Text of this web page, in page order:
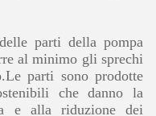
parti della pompa
al minimo gli sprechi
parti sono prodotte
che danno la
e alla riduzione dei